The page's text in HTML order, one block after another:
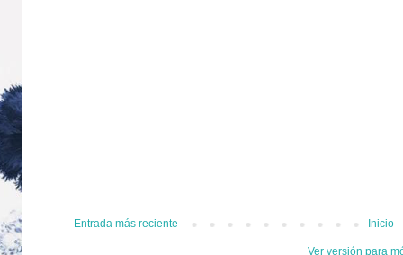
Entrada más reciente Inicio
Ver versión para